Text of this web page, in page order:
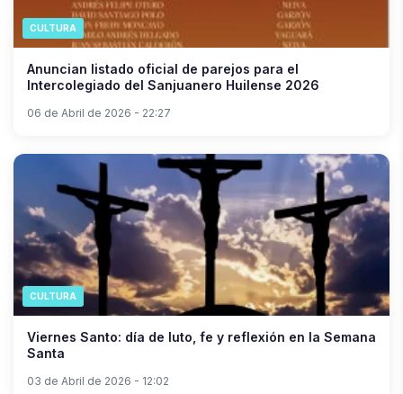
CULTURA
Anuncian listado oficial de parejos para el
Intercolegiado del Sanjuanero Huilense 2026
06 de Abril de 2026 - 22:27
CULTURA
Viernes Santo: día de luto, fe y reflexión en la Semana
Santa
03 de Abril de 2026 - 12:02